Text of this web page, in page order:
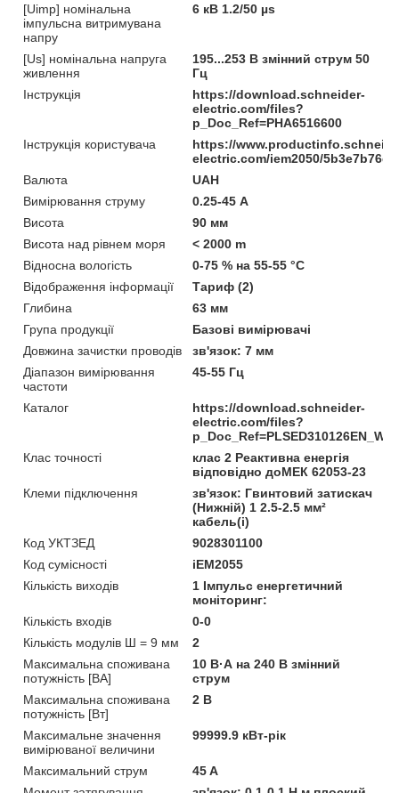
[Uimp] номінальна
імпульсна витримувана
напру
6 кВ 1.2/50 µs
[Us] номінальна напруга
живлення
195...253 В змінний струм 50
Гц
Інструкція
https://download.schneider-
electric.com/files?
p_Doc_Ref=PHA6516600
Інструкція користувача
https://
electric.com/iem2050/
Валюта
UAH
Вимірювання струму
0.25-45 А
Висота
90 мм
Висота над рівнем моря
< 2000 m
Відносна вологість
0-75 % на 55-55 °C
Відображення інформації
Тариф (2)
Глибина
63 мм
Група продукції
Базові вимірювачі
Довжина зачистки проводів
зв'язок: 7 мм
Діапазон вимірювання
частоти
45-55 Гц
Каталог
https://download.schneider-
electric.com/files?
Клас точності
клас 2 Реактивна енергія
відповідно доМЕК 62053-23
Клеми підключення
зв'язок: Гвинтовий затискач
(Нижній) 1 2.5-2.5 мм²
кабель(і)
Код УКТЗЕД
9028301100
Код сумісності
iEM2055
Кількість виходів
1 Імпульс енергетичний
моніторинг:
Кількість входів
0-0
Кількість модулів Ш = 9 мм
2
Максимальна споживана
потужність [ВА]
10 В·А на 240 В змінний
струм
Максимальна споживана
потужність [Вт]
2 В
Максимальне значення
вимірюваної величини
99999.9 кВт-рік
Максимальний струм
45 A